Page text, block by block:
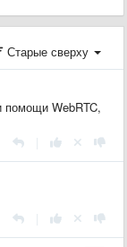
Старые сверху
помощи WebRTC,